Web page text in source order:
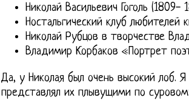
Николай Васильевич Гоголь (1809-
Ностальгический клуб любителей
Николай Рубцов в творчестве
Владимир Корбаков «Портрет
Да, у Николая был очень высокий лоб.
представлял их плывущими по